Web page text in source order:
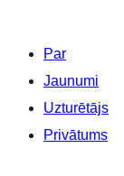
Par
Jaunumi
Uzturētājs
Privātums